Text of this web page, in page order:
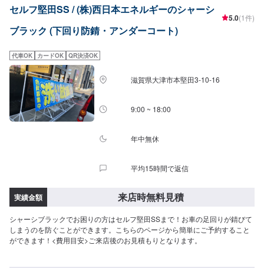
セルフ堅田SS / (株)西日本エネルギーのシャーシ
ブラック (下回り防錆・アンダーコート)
5.0(1件)
代車OK カードOK QR決済OK
滋賀県大津市本堅田3-10-16
9:00 ~ 18:00
年中無休
平均15時間で返信
実績金額 来店時無料見積
シャーシブラックでお困りの方はセルフ堅田SSまで！お車の足回りが錆びて
しまうのを防ぐことができます。こちらのページから簡単にご予約すること
ができます！<費用目安>ご来店後のお見積もりとなります。